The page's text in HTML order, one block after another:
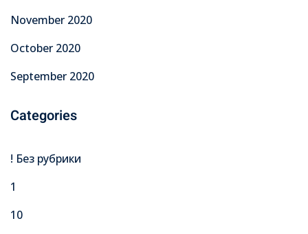
November 2020
October 2020
September 2020
Categories
! Без рубрики
1
10